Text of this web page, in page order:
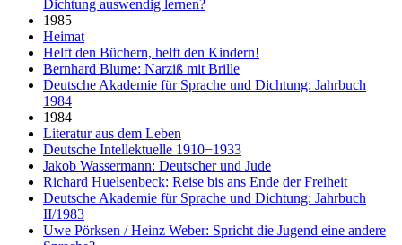
Dichtung auswendig lernen?
1985
Heimat
Helft den Büchern, helft den Kindern!
Bernhard Blume: Narziß mit Brille
Deutsche Akademie für Sprache und Dichtung: Jahrbuch
1984
1984
Literatur aus dem Leben
Deutsche Intellektuelle 1910−1933
Jakob Wassermann: Deutscher und Jude
Richard Huelsenbeck: Reise bis ans Ende der Freiheit
Deutsche Akademie für Sprache und Dichtung: Jahrbuch
II/1983
Uwe Pörksen / Heinz Weber: Spricht die Jugend eine andere